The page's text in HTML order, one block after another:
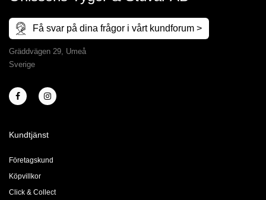
Få svar på dina frågor i vårt kundforum >
Gräddvägen 29, Umeå
Sverige
Kundtjänst
Företagskund
Köpvillkor
Click & Collect